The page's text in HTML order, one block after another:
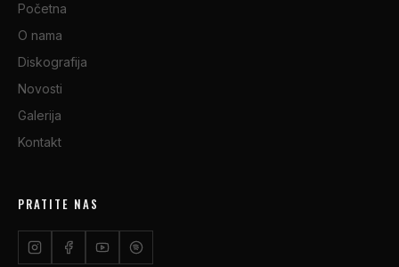
Početna
O nama
Diskografija
Novosti
Galerija
Kontakt
PRATITE NAS